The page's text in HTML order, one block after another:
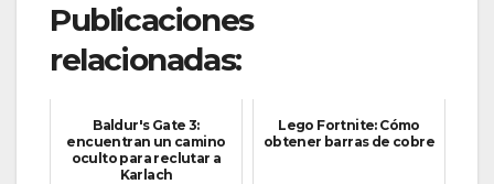
Publicaciones
relacionadas:
Baldur's Gate 3:
encuentran un camino
oculto para reclutar a
Karlach
Lego Fortnite: Cómo
obtener barras de cobre